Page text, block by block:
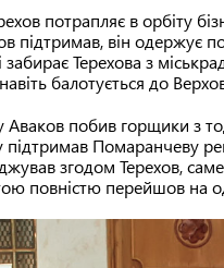
потрапляє в орбіту
підтримав, він одержує
забирає Терехова з
балотується до
Аваков побив горщики з
підтримав Помаранчеву
згодом Терехов,
повністю перейшов на